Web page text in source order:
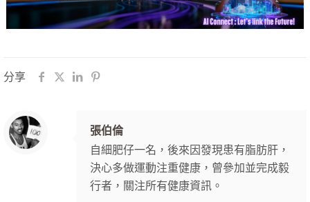
分享
張伯倫
自細肥仔一名，後來因發現患有脂肪肝，
決心多做運動注重健康，曾參加並完成毅
行者，關注所有健康資訊。